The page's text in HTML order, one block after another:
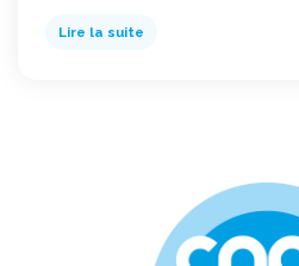
Lire la suite